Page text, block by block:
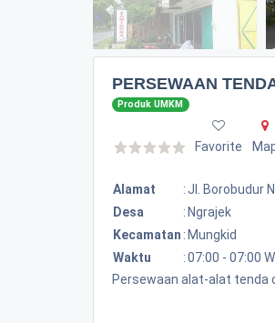
PERSEWAAN
Produk UMKM
Favorite
Alamat : Jl. Borobudur
Desa
: Ngrajek
Kecamatan : Mungkid
Waktu
:07:00 - 07:00
Persewaan alat-alat tenda